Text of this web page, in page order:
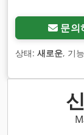
문의
상태: 새로운, 기